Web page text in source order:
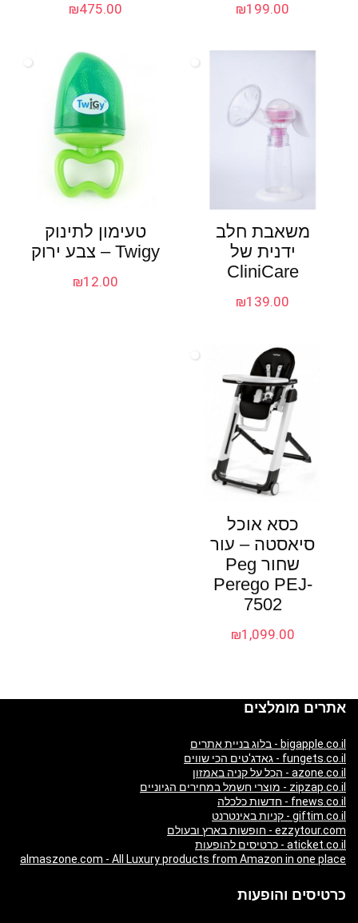
₪199.00
₪475.00
משאבת חלב
ידנית של
CliniCare
₪139.00
טעימון לתינוק
Twigy – צבע ירוק
₪12.00
כסא אוכל
סיאסטה – עור
שחור Peg
Perego PEJ-
7502
₪1,099.00
אתרים מומלצים
bigapple.co.il - בלוג בניית אתרים
fungets.co.il - גאדג'טים הכי שווים
azone.co.il - הכל על קניה באמזון
zipzap.co.il - מוצרי חשמל במחירים הגיוניים
fnews.co.il - חדשות כלכלה
giftim.co.il - קניות באינטרנט
ezzytour.com - חופשות בארץ ובעולם
aticket.co.il - כרטיסים להופעות
almaszone.com - All Luxury products from Amazon in one place
כרטיסים והופעות